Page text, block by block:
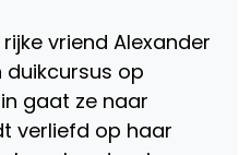
vriend Alexander
op
gaat ze naar
verliefd op haar